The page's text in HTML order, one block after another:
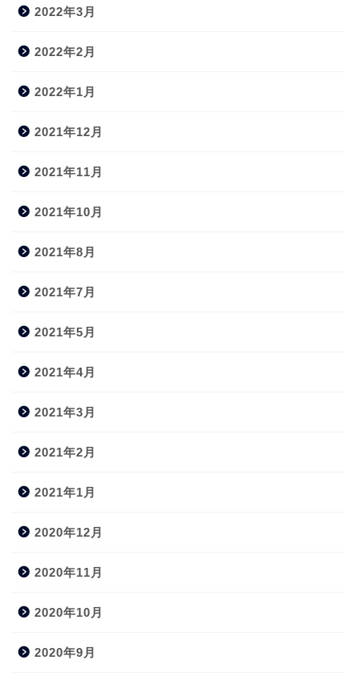
2022年3月
2022年2月
2022年1月
2021年12月
2021年11月
2021年10月
2021年8月
2021年7月
2021年5月
2021年4月
2021年3月
2021年2月
2021年1月
2020年12月
2020年11月
2020年10月
2020年9月